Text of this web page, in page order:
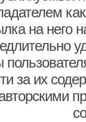
на него
за их